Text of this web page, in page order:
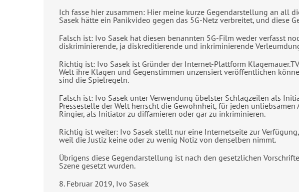
Ich fasse hier zusammen: Hier meine kurze Gegendarstellung an all
Sasek hätte ein Panikvideo gegen das 5G-Netz verbreitet, und diese
Falsch ist: Ivo Sasek hat diesen benannten 5G-Film weder verfasst
diskriminierende, ja diskreditierende und inkriminierende
Richtig ist: Ivo Sasek ist Gründer der Internet-Plattform
Welt ihre Klagen und Gegenstimmen unzensiert veröffentlichen
sind die Spielregeln.
Falsch ist: Ivo Sasek unter Verwendung übelster Schlagzeilen als
Pressestelle der Welt herrscht die Gewohnheit, für jeden
Ringier, als Initiator zu diffamieren oder gar zu inkriminieren.
Richtig ist weiter: Ivo Sasek stellt nur eine Internetseite zur
weil die Justiz keine oder zu wenig Notiz von denselben nimmt.
Übrigens diese Gegendarstellung ist nach den gesetzlichen
Szene gesetzt wurden.
8. Februar 2019, Ivo Sasek